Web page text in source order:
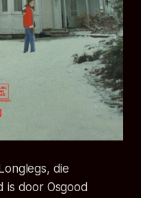
Longlegs, die
is door Osgood